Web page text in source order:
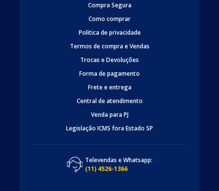
Compra Segura
Como comprar
Politica de privacidade
Termos de compra e Vendas
Trocas e Devoluções
Forma de pagamento
Frete e entrega
Central de atendimento
Venda para PJ
Legislação ICMS fora Estado SP
Televendas e Whatsapp:
(11) 4526-1366